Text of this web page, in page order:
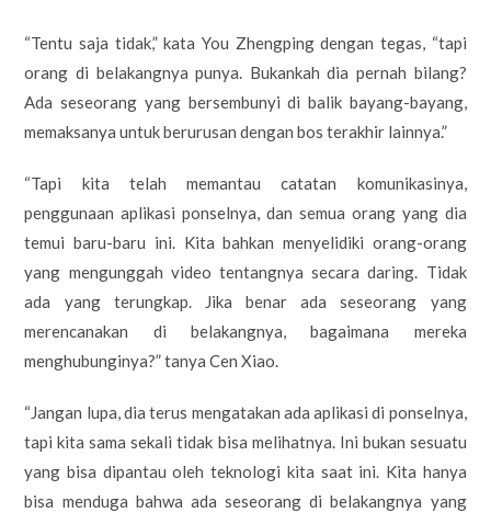
“Tentu saja tidak,” kata You Zhengping dengan tegas, “tapi
orang di belakangnya punya. Bukankah dia pernah bilang?
Ada seseorang yang bersembunyi di balik bayang-bayang,
memaksanya untuk berurusan dengan bos terakhir lainnya.”
“Tapi kita telah memantau catatan komunikasinya,
penggunaan aplikasi ponselnya, dan semua orang yang dia
temui baru-baru ini. Kita bahkan menyelidiki orang-orang
yang mengunggah video tentangnya secara daring. Tidak
ada yang terungkap. Jika benar ada seseorang yang
merencanakan di belakangnya, bagaimana mereka
menghubunginya?” tanya Cen Xiao.
“Jangan lupa, dia terus mengatakan ada aplikasi di ponselnya,
tapi kita sama sekali tidak bisa melihatnya. Ini bukan sesuatu
yang bisa dipantau oleh teknologi kita saat ini. Kita hanya
bisa menduga bahwa ada seseorang di belakangnya yang